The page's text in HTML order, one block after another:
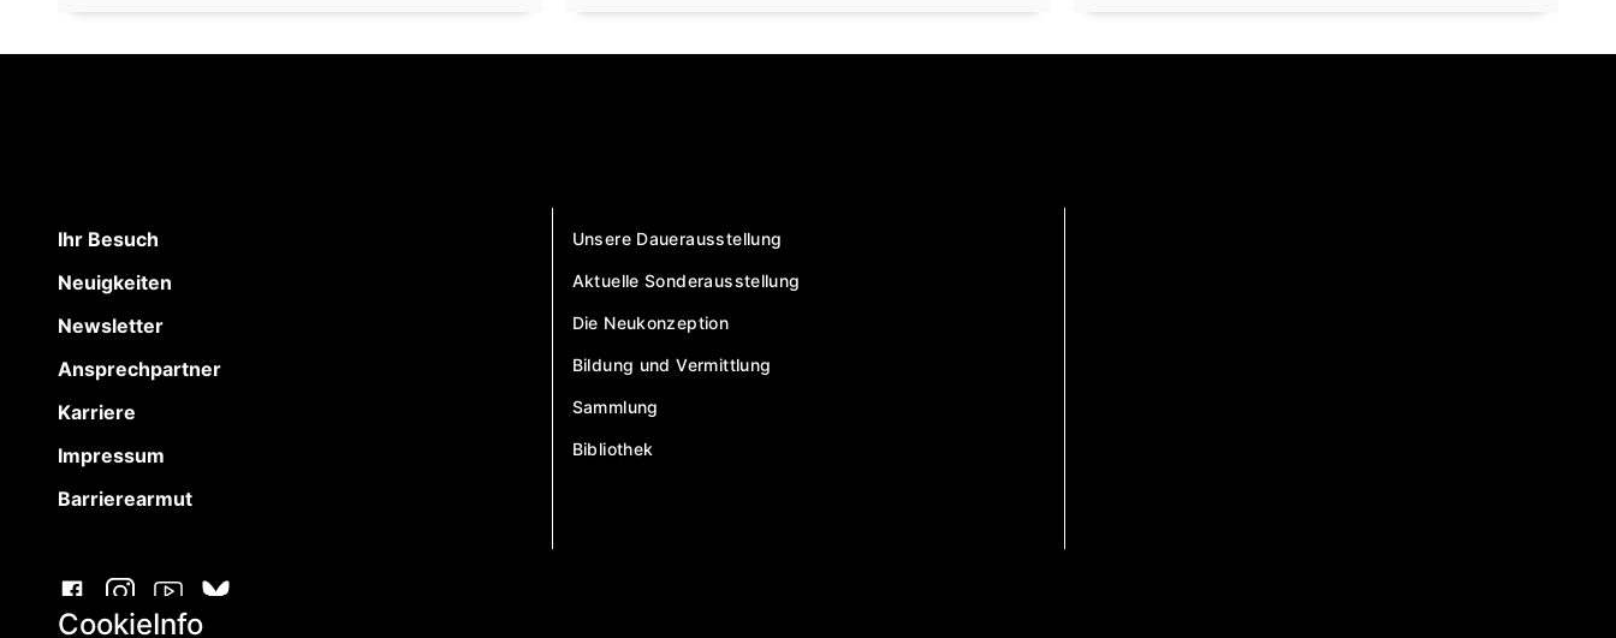
CookieInfo
Ihr Besuch
Neuigkeiten
Newsletter
Ansprechpartner
Karriere
Impressum
Barrierearmut
Unsere Dauerausstellung
Aktuelle Sonderausstellung
Die Neukonzeption
Bildung und Vermittlung
Sammlung
Bibliothek